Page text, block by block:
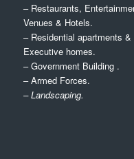
– Restaurants,
Venues & Hotels.
– Residential apartments &
Executive homes.
– Government Building .
– Armed Forces.
– Landscaping.